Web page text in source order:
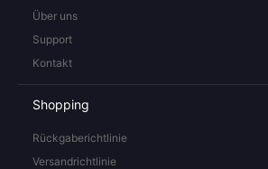
Über uns
Support
Kontakt
Shopping
Rückgaberichtlinie
Versandrichtlinie